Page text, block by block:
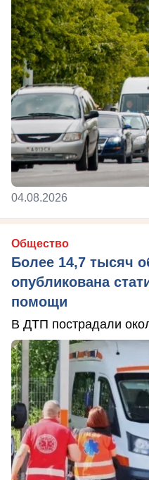
04.08.2026
Общество
Более 14,7 тысяч
опубликована
помощи
В ДТП пострадали